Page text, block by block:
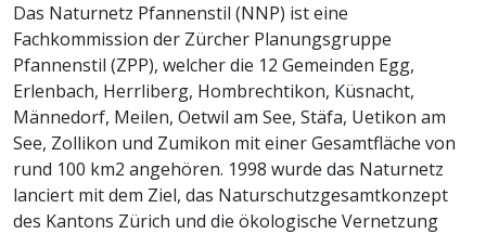
Das Naturnetz Pfannenstil (NNP) ist eine
Fachkommission der Zürcher Planungsgruppe
Pfannenstil (ZPP), welcher die 12 Gemeinden Egg,
Erlenbach, Herrliberg, Hombrechtikon, Küsnacht,
Männedorf, Meilen, Oetwil am See, Stäfa, Uetikon am
See, Zollikon und Zumikon mit einer Gesamtfläche von
rund 100 km2 angehören. 1998 wurde das Naturnetz
lanciert mit dem Ziel, das Naturschutzgesamtkonzept
des Kantons Zürich und die ökologische Vernetzung